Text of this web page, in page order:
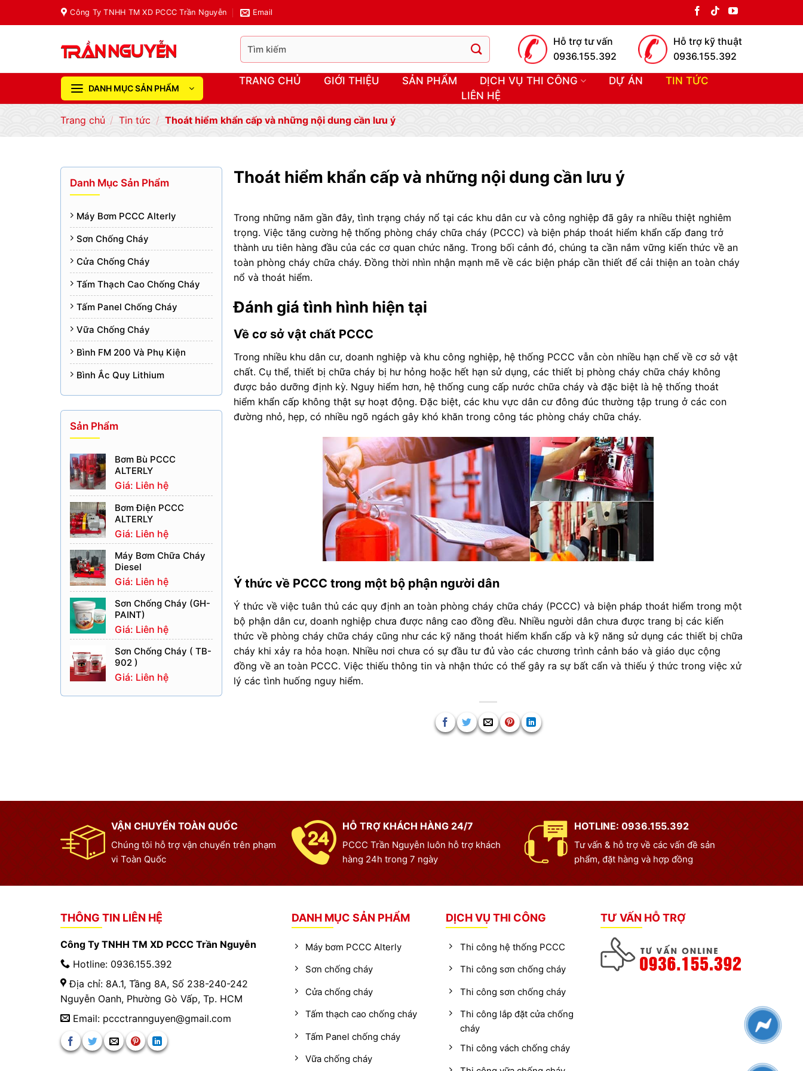
Công Ty TNHH TM XD PCCC Trần Nguyễn Email
Tìm
kiếm:
Hỗ trợ tư vấn
0936.155.392
Hỗ trợ kỹ thuật
0936.155.392
DANH MỤC SẢN PHẨM
TRANG CHỦ GIỚI THIỆU SẢN PHẨM DỊCH VỤ THI CÔNG DỰ ÁN
TIN TỨC
LIÊN HỆ
Trang chủ / Tin tức / Thoát hiểm khẩn cấp và những nội dung cần lưu ý
Danh Mục Sản Phẩm
Máy Bơm PCCC Alterly
Sơn Chống Cháy
Cửa Chống Cháy
Tấm Thạch Cao Chống Cháy
Tấm Panel Chống Cháy
Vữa Chống Cháy
Bình FM 200 Và Phụ Kiện
Bình Ắc Quy Lithium
Sản Phẩm
Bơm Bù PCCC
ALTERLY
Giá: Liên hệ
Bơm Điện PCCC
ALTERLY
Giá: Liên hệ
Máy Bơm Chữa Cháy
Diesel
Giá: Liên hệ
Sơn Chống Cháy (GH-
PAINT)
Giá: Liên hệ
Sơn Chống Cháy ( TB-
902 )
Giá: Liên hệ
Thoát hiểm khẩn cấp và những nội dung cần lưu ý
Trong những năm gần đây, tình trạng cháy nổ tại các khu dân cư và công nghiệp đã gây ra nhiều thiệt nghiêm
trọng. Việc tăng cường hệ thống phòng cháy chữa cháy (PCCC) và biện pháp thoát hiểm khẩn cấp đang trở
thành ưu tiên hàng đầu của các cơ quan chức năng. Trong bối cảnh đó, chúng ta cần nắm vững kiến thức về an
toàn phòng cháy chữa cháy. Đồng thời nhìn nhận mạnh mẽ về các biện pháp cần thiết để cải thiện an toàn cháy
nổ và thoát hiểm.
Đánh giá tình hình hiện tại
Về cơ sở vật chất PCCC
Trong nhiều khu dân cư, doanh nghiệp và khu công nghiệp, hệ thống PCCC vẫn còn nhiều hạn chế về cơ sở vật
chất. Cụ thể, thiết bị chữa cháy bị hư hỏng hoặc hết hạn sử dụng, các thiết bị phòng cháy chữa cháy không
được bảo dưỡng định kỳ. Nguy hiểm hơn, hệ thống cung cấp nước chữa cháy và đặc biệt là hệ thống thoát
hiểm khẩn cấp không thật sự hoạt động. Đặc biệt, các khu vực dân cư đông đúc thường tập trung ở các con
đường nhỏ, hẹp, có nhiều ngõ ngách gây khó khăn trong công tác phòng cháy chữa cháy.
Ý thức về PCCC trong một bộ phận người dân
Ý thức về việc tuân thủ các quy định an toàn phòng cháy chữa cháy (PCCC) và biện pháp thoát hiểm trong một
bộ phận dân cư, doanh nghiệp chưa được nâng cao đồng đều. Nhiều người dân chưa được trang bị các kiến
thức về phòng cháy chữa cháy cũng như các kỹ năng thoát hiểm khẩn cấp và kỹ năng sử dụng các thiết bị chữa
cháy khi xảy ra hỏa hoạn. Nhiều nơi chưa có sự đầu tư đủ vào các chương trình cảnh báo và giáo dục cộng
đồng về an toàn PCCC. Việc thiếu thông tin và nhận thức có thể gây ra sự bất cẩn và thiếu ý thức trong việc xử
lý các tình huống nguy hiểm.
VẬN CHUYỂN TOÀN QUỐC
Chúng tôi hỗ trợ vận chuyển trên phạm
vi Toàn Quốc
HỖ TRỢ KHÁCH HÀNG 24/7
PCCC Trần Nguyễn luôn hỗ trợ khách
hàng 24h trong 7 ngày
HOTLINE: 0936.155.392
Tư vấn & hỗ trợ về các vấn đề sản
phẩm, đặt hàng và hợp đồng
THÔNG TIN LIÊN HỆ
Công Ty TNHH TM XD PCCC Trần Nguyễn
Hotline: 0936.155.392
Địa chỉ: 8A.1, Tầng 8A, Số 238-240-242
Nguyễn Oanh, Phường Gò Vấp, Tp. HCM
Email: pccctrannguyen@gmail.com
DANH MỤC SẢN PHẨM
Máy bơm PCCC Alterly
Sơn chống cháy
Cửa chống cháy
Tấm thạch cao chống cháy
Tấm Panel chống cháy
Vữa chống cháy
DỊCH VỤ THI CÔNG
Thi công hệ thống PCCC
Thi công sơn chống cháy
Thi công sơn chống cháy
Thi công lắp đặt cửa chống
cháy
Thi công vách chống cháy
TƯ VẤN HỖ TRỢ